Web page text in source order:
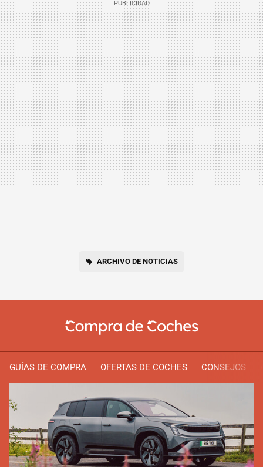
ARCHIVO DE NOTICIAS
GUÍAS DE COMPRA OFERTAS DE COCHES CONSEJOS